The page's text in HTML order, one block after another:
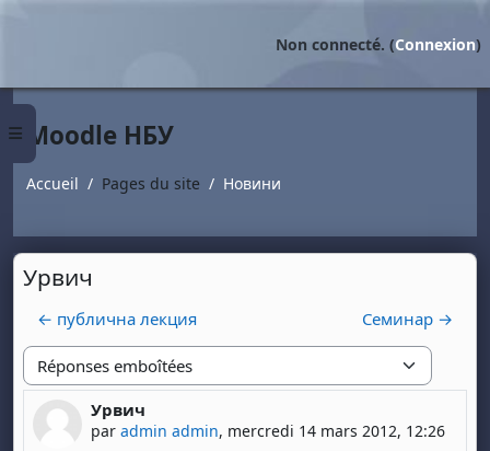
Panneau latéral
Non connecté. (Connexion)
Moodle НБУ
Accueil Pages du site Новини
Урвич
← публична лекция Семинар →
Type d'affichage
Урвич
par admin admin, mercredi 14 mars 2012, 12:26
Nombre de réponses : 0